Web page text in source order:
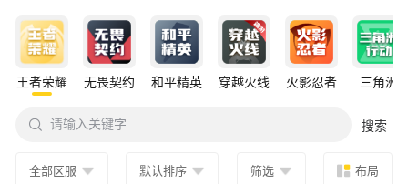
王者荣耀 无畏契约 和平精英 穿越火线 火影忍者 三角洲
 请输入关键字 搜索
全部区服 默认排序 筛选 布局